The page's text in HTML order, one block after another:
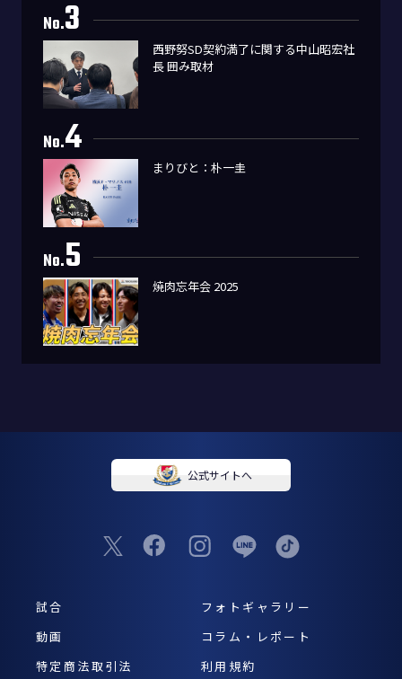
No.3
西野努SD契約満了に関する中山昭宏社
長 囲み取材
No.4
まりびと：朴一圭
No.5
焼肉忘年会 2025
公式サイトへ
試合
フォトギャラリー
動画
コラム・レポート
特定商法取引法
利用規約